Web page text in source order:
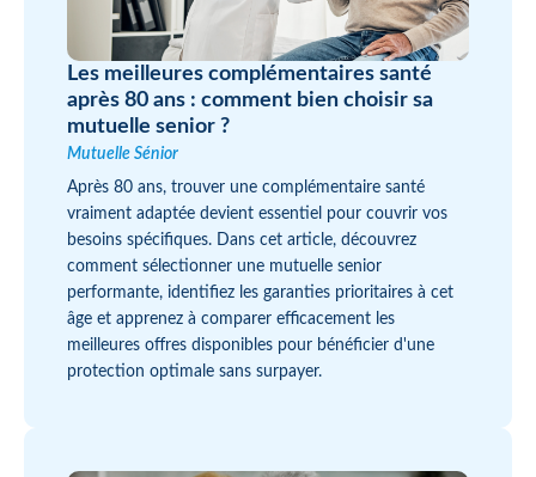
Les meilleures complémentaires santé
après 80 ans : comment bien choisir sa
mutuelle senior ?
Mutuelle Sénior
Après 80 ans, trouver une complémentaire santé
vraiment adaptée devient essentiel pour couvrir vos
besoins spécifiques. Dans cet article, découvrez
comment sélectionner une mutuelle senior
performante, identifiez les garanties prioritaires à cet
âge et apprenez à comparer efficacement les
meilleures offres disponibles pour bénéficier d'une
protection optimale sans surpayer.